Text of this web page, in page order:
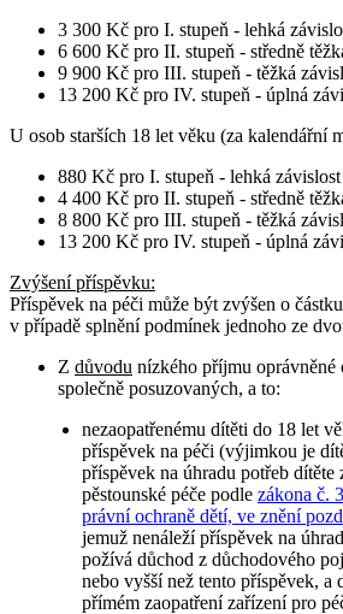
3 300 Kč pro I. stupeň - lehká
6 600 Kč pro II. stupeň - středně
9 900 Kč pro III. stupeň - těžká
13 200 Kč pro IV. stupeň - úplná
U osob starších 18 let věku (za kalendářní
880 Kč pro I. stupeň - lehká závislost
4 400 Kč pro II. stupeň - středně
8 800 Kč pro III. stupeň - těžká
13 200 Kč pro IV. stupeň - úplná
Zvýšení příspěvku:
Příspěvek na péči může být zvýšen o
v případě splnění podmínek jednoho ze
Z důvodu nízkého příjmu oprávněné
společně posuzovaných, a to:
nezaopatřenému dítěti do 18 let
příspěvek na péči (výjimkou je
příspěvek na úhradu potřeb dítěte
pěstounské péče podlezákona č.
právní ochraně dětí, ve znění
jemuž nenáleží příspěvek na
požívá důchod z důchodového
nebo vyšší než tento příspěvek, a
přímém zaopatření zařízení pro